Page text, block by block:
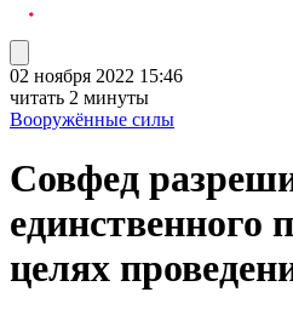
02 ноября 2022 15:46
читать 2 минуты
Вооружённые силы
Совфед
единственного
целях